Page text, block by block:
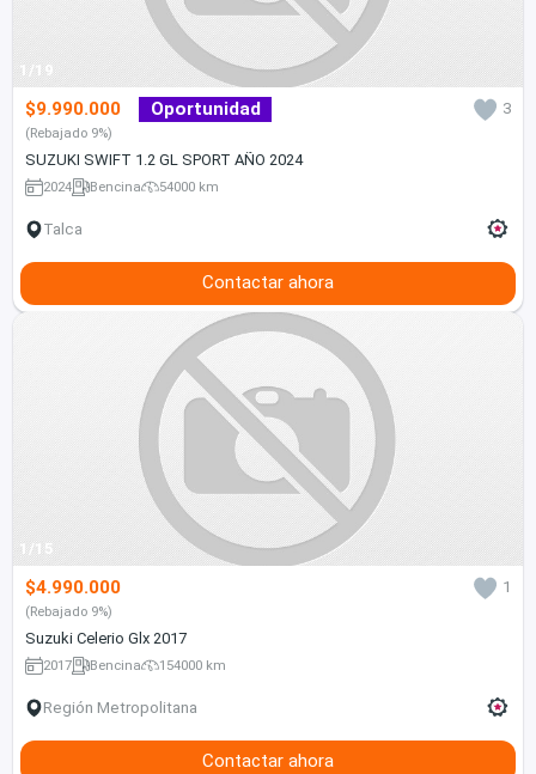
1/19
$9.990.000 Oportunidad 3
(Rebajado 9%)
SUZUKI SWIFT 1.2 GL SPORT AÑO 2024
2024 Bencina 54000 km
Talca
Contactar ahora
1/15
$4.990.000 1
(Rebajado 9%)
Suzuki Celerio Glx 2017
2017 Bencina 154000 km
Región Metropolitana
Contactar ahora